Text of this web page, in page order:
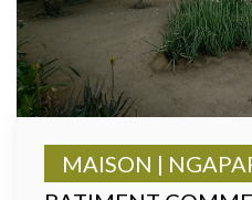
MAISON |